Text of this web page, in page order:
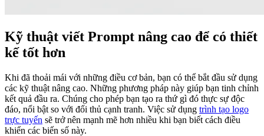
Kỹ thuật viết Prompt nâng cao để có thiết
kế tốt hơn
Khi đã thoải mái với những điều cơ bản, bạn có thể bắt đầu sử dụng
các kỹ thuật nâng cao. Những phương pháp này giúp bạn tinh chỉnh
kết quả đầu ra. Chúng cho phép bạn tạo ra thứ gì đó thực sự độc
đáo, nổi bật so với đối thủ cạnh tranh. Việc sử dụng trình tạo logo
trực tuyến sẽ trở nên mạnh mẽ hơn nhiều khi bạn biết cách điều
khiển các biến số này.